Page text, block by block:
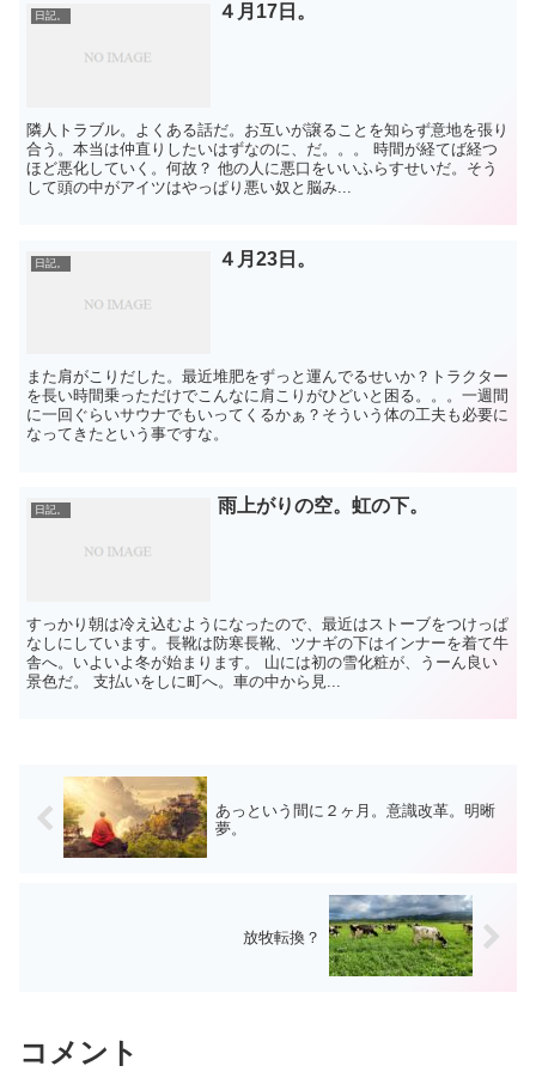
日記。 ４月17日。
隣人トラブル。よくある話だ。お互いが譲ることを知らず意地を張り
合う。本当は仲直りしたいはずなのに、だ。。。 時間が経てば経つ
ほど悪化していく。何故？ 他の人に悪口をいいふらすせいだ。そう
して頭の中がアイツはやっぱり悪い奴と脳み...
日記。 ４月23日。
また肩がこりだした。最近堆肥をずっと運んでるせいか？トラクター
を長い時間乗っただけでこんなに肩こりがひどいと困る。。。一週間
に一回ぐらいサウナでもいってくるかぁ？そういう体の工夫も必要に
なってきたという事ですな。
日記。 雨上がりの空。虹の下。
すっかり朝は冷え込むようになったので、最近はストーブをつけっぱ
なしにしています。長靴は防寒長靴、ツナギの下はインナーを着て牛
舎へ。いよいよ冬が始まります。 山には初の雪化粧が、うーん良い
景色だ。 支払いをしに町へ。車の中から見...
あっという間に２ヶ月。意識改革。明晰
夢。
放牧転換？
コメント